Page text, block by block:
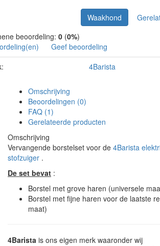
Waakhond
beoordeling: 0 (0%)
Geef beoordeling
4Barista
Omschrijving
Beoordelingen (0)
FAQ (1)
Gerelateerde producten
Omschrijving
Vervangende borstelset voor de 4Barista
stofzuiger .
De set bevat :
Borstel met grove haren (universele
Borstel met fijne haren voor de laatste
maat)
4Barista is ons eigen merk waaronder wij